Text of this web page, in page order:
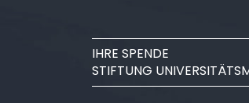
IHRE SPENDE
STIFTUNG